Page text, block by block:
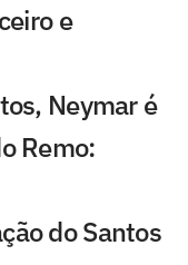
e
Neymar é
Remo:
do Santos